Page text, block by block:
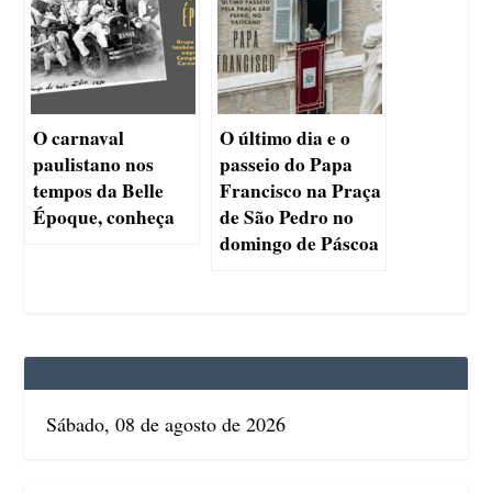
O carnaval
paulistano nos
tempos da Belle
Époque, conheça
O último dia e o
passeio do Papa
Francisco na Praça
de São Pedro no
domingo de Páscoa
Sábado, 08 de agosto de 2026